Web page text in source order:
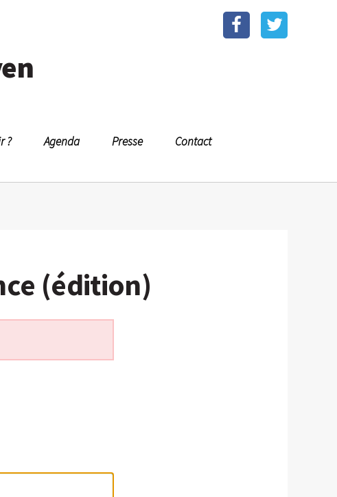
? Agenda Presse Contact
(édition)